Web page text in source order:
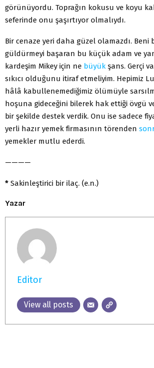
görünüyordu. Toprağın kokusu ve koyu
seferinde onu şaşırtıyor olmalıydı.
Bir cenaze yeri daha güzel olamazdı. Beni
güldürmeyi başaran bu küçük adam ve
kardeşim Mikey için ne büyük şans. Gerçi
sıkıcı olduğunu itiraf etmeliyim. Hepimiz
hâlâ kabullenemediğimiz ölümüyle
hoşuna gideceğini bilerek hak ettiği övgü
bir şekilde destek verdik. Onu ise sadece
yerli hazır yemek firmasının törenden
yemekler mutlu ederdi.
————
* Sakinleştirici bir ilaç. (e.n.)
Yazar
Editor
View all posts